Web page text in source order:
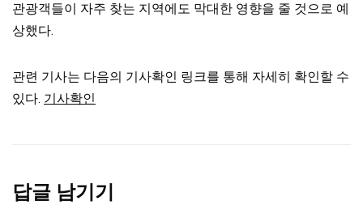
관광객들이 자주 찾는 지역에도 막대한 영향을 줄 것으로 예
상했다.
관련 기사는 다음의 기사확인 링크를 통해 자세히 확인할 수
있다. 기사확인
답글 남기기